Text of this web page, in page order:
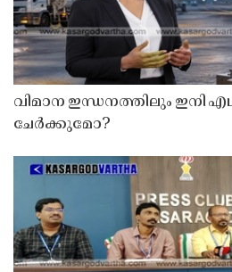
വിമാന ഇന്ധനത്തിലും ഇനി
ചേർക്കുമോ?